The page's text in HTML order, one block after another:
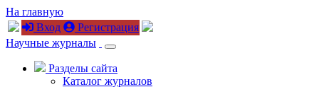
На главную
Вход
Регистрация
Научные журналы
Разделы сайта
Каталог журналов